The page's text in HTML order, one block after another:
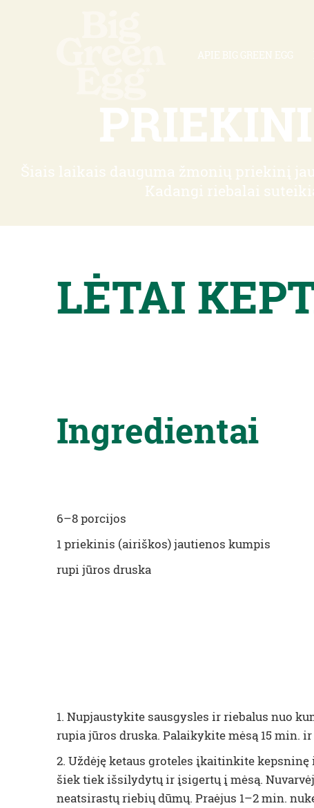
APIE BIG GREEN EGG
Šiais laikais dauguma žmonių priekinį
Kadangi riebalai
LĖTAI
Ingredientai
6–8 porcijos
1 priekinis (airiškos) jautienos kumpis
rupi jūros druska
1. Nupjaustykite sausgysles ir riebalus nuo
rupia jūros druska. Palaikykite mėsą 15 min.
2. Uždėję ketaus groteles įkaitinkite
šiek tiek išsilydytų ir įsigertų į mėsą.
neatsirastų riebių dūmų. Praėjus 1–2 min.